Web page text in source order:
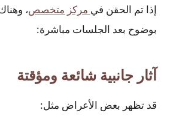
إذا تم الحقن في مركز متخصص،
بوضوح بعد الجلسات مباشرة:
آثار جانبية شائعة ومؤقتة
قد تظهر بعض الأعراض مثل: